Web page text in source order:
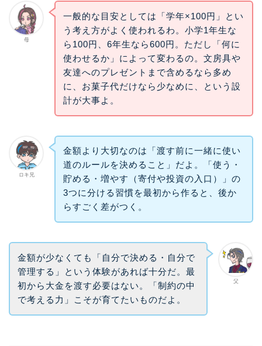
母
一般的な目安としては「学年×100円」とい
う考え方がよく使われるわ。小学1年生な
ら100円、6年生なら600円。ただし「何に
使わせるか」によって変わるの。文房具や
友達へのプレゼントまで含めるなら多め
に、お菓子代だけなら少なめに、という設
計が大事よ。
ロキ兄
金額より大切なのは「渡す前に一緒に使い
道のルールを決めること」だよ。「使う・
貯める・増やす（寄付や投資の入口）」の
3つに分ける習慣を最初から作ると、後か
らすごく差がつく。
父
金額が少なくても「自分で決める・自分で
管理する」という体験があれば十分だ。最
初から大金を渡す必要はない。「制約の中
で考える力」こそが育てたいものだよ。